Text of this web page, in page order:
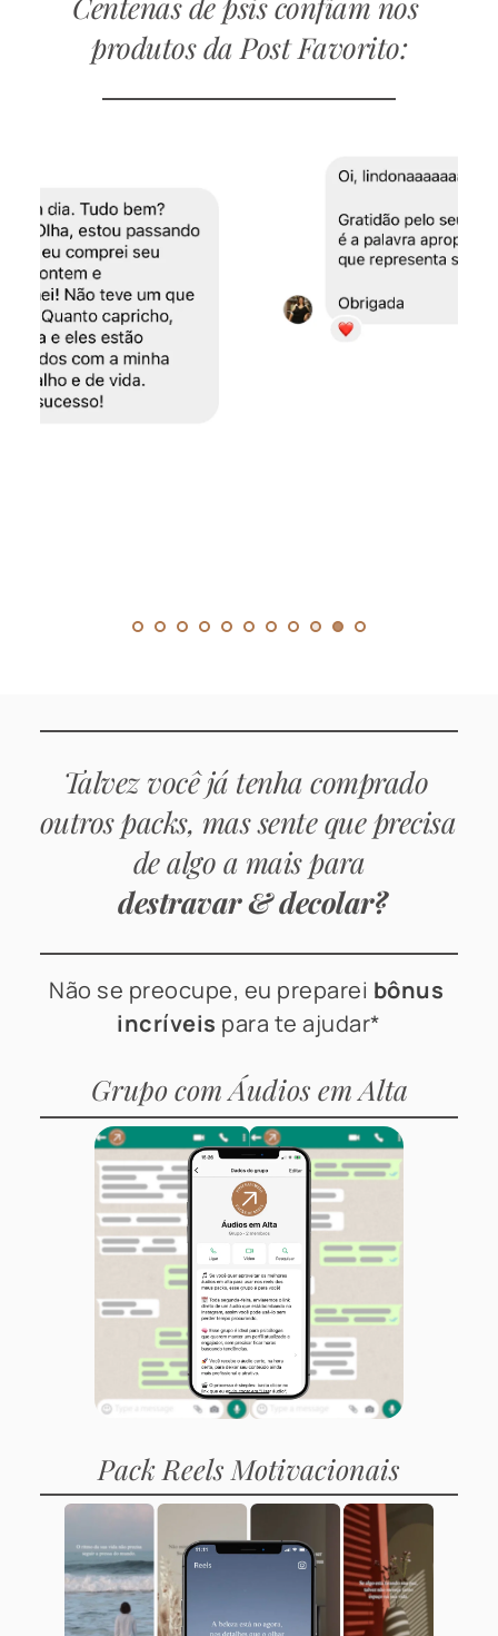
produtos da Post Favorito:
Talvez você já tenha comprado
outros packs, mas sente que precisa
de algo a mais para
destravar & decolar?
Não se preocupe, eu preparei bônus
incríveis para te ajudar*
Grupo com Áudios em Alta
Pack Reels Motivacionais